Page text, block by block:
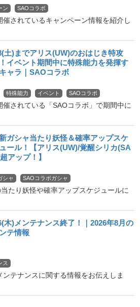
ン SAOコラボ
されているキャンペーン情報を紹介し
土)までアリス(UW)のおはじき特攻
イベント期間中に特殊能力を発揮す
ャラ｜SAOコラボ
特殊能力 イベント SAOコラボ
されている「SAOコラボ」で期間中に
ガシャ当たり妖怪＆確率アップスケ
ール！【アリス(UW)/覚醒シリカ(SA
アップ！】
シャ SAOコラボガシャ
たり妖怪や確率アップスケジュールに
木)メンテナンス終了！｜2026年8月の
テ情報
ス
テナンスに関する情報をお伝えしま